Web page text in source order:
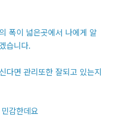
폭이 넓은곳에서 나에게 알
습니다.
다면 관리또한 잘되고 있는지
감한데요